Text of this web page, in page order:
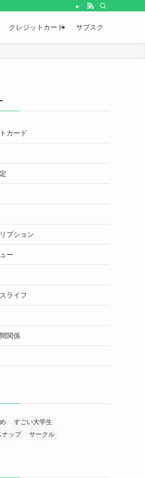
クレジットカード サブスク
カード
プション
ー
ライフ
関係
すごい大学生
ナップ
サークル